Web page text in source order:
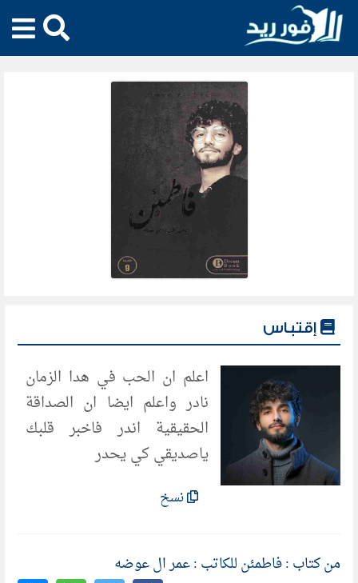
إقتباس
اعلم ان الحب في هدا الزمان
نادر واعلم ايضا ان الصداقة
الحقيقية اندر فاخبر قلبك
ياصديقي كي يحدر
نسخ
من كتاب : فاطمئن للكاتب : عمر ال عوضه